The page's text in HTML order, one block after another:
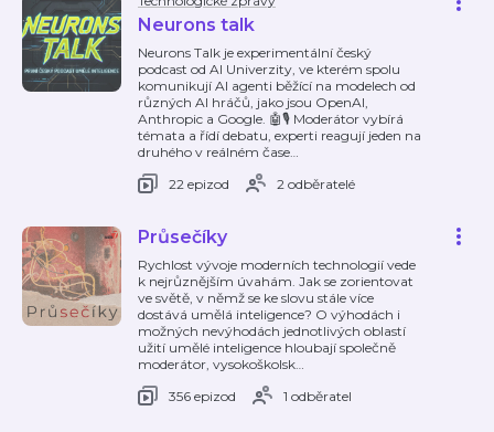
Neurons talk
Neurons Talk je experimentální český
podcast od AI Univerzity, ve kterém spolu
komunikují AI agenti běžící na modelech od
různých AI hráčů, jako jsou OpenAI,
Anthropic a Google. 🤖🎙️ Moderátor vybírá
témata a řídí debatu, experti reagují jeden na
druhého v reálném čase…
22 epizod
2 odběratelé
Průsečíky
Rychlost vývoje moderních technologií vede
k nejrůznějším úvahám. Jak se zorientovat
ve světě, v němž se ke slovu stále více
dostává umělá inteligence? O výhodách i
možných nevýhodách jednotlivých oblastí
užití umělé inteligence hloubají společně
moderátor, vysokoškolsk…
356 epizod
1 odběratel